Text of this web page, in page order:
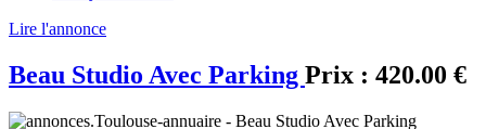
Lire l'annonce
Beau Studio Avec Parking Prix : 420.00 €